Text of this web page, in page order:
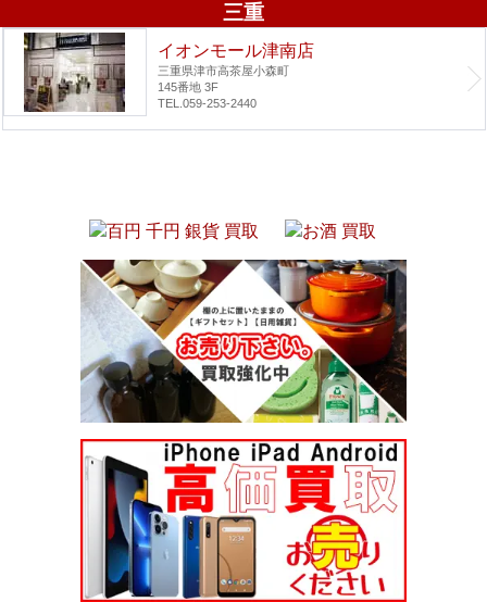
三重
イオンモール津南店
三重県津市高茶屋小森町
145番地 3F
TEL.059-253-2440